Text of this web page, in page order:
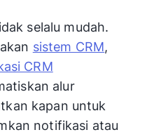
selalu mudah.
sistem CRM,
CRM
alur
kapan untuk
notifikasi atau